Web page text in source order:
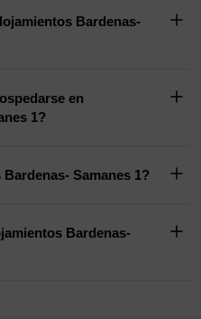
Bardenas-
en
1?
Samanes 1?
Bardenas-